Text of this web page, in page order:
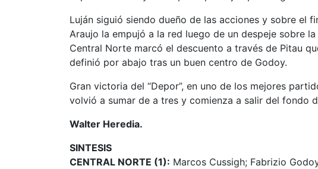
Luján siguió siendo dueño de las acciones y sobre el
Araujo la empujó a la red luego de un despeje sobre
Central Norte marcó el descuento a través de Pitau
definió por abajo tras un buen centro de Godoy.
Gran victoria del “Depor”, en uno de los mejores
volvió a sumar de a tres y comienza a salir del fondo
Walter Heredia.
SINTESIS
CENTRAL NORTE (1): Marcos Cussigh; Fabrizio